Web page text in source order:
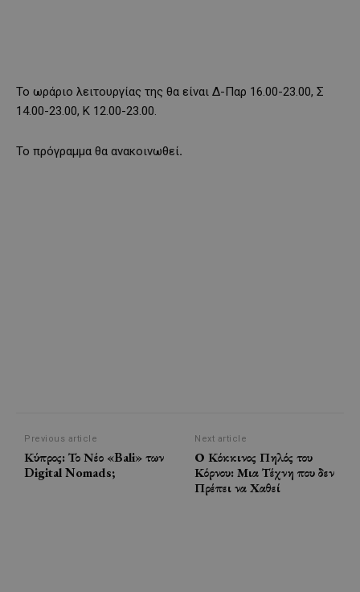
Το ωράριο λειτουργίας της θα είναι Δ-Παρ 16.00-23.00, Σ
14.00-23.00, Κ 12.00-23.00.
Το πρόγραμμα θα ανακοινωθεί.
Previous article
Κύπρος: Το Νέο «Bali» των
Digital Nomads;
Next article
Ο Κόκκινος Πηλός του
Κόρνου: Μια Τέχνη που δεν
Πρέπει να Χαθεί